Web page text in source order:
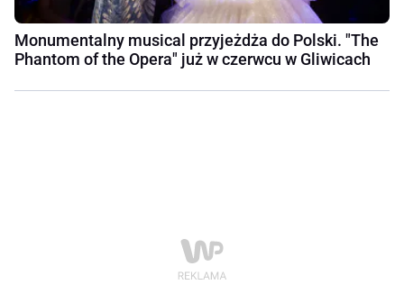
Monumentalny musical przyjeżdża do Polski. "The
Phantom of the Opera" już w czerwcu w Gliwicach